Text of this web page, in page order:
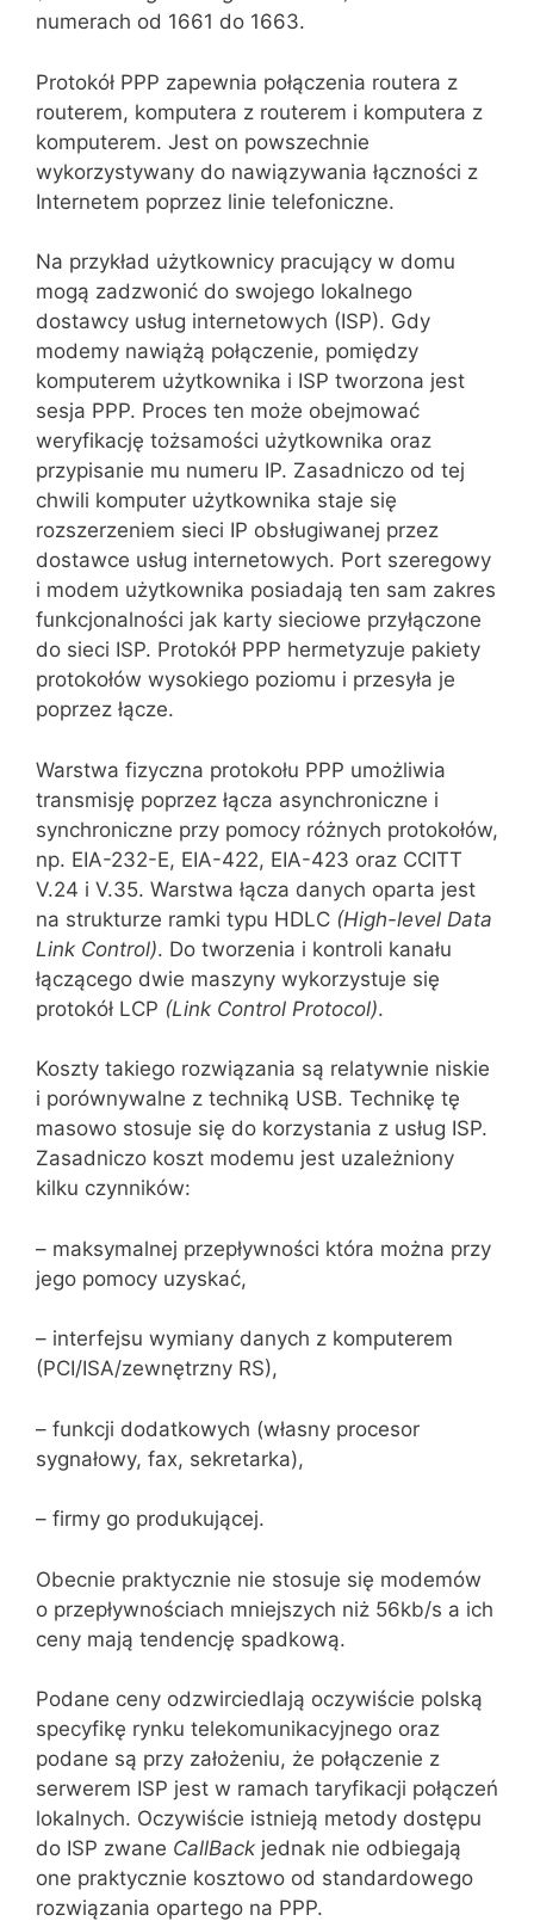
numerach od 1661 do 1663.
Protokół PPP zapewnia połączenia routera z
routerem, komputera z routerem i komputera z
komputerem. Jest on powszechnie
wykorzysty‌wany do nawiązywania łączności z
Internetem poprzez linie telefoniczne.
Na przykład użytkownicy pracujący w domu
mogą zadzwonić do swojego lokalnego
dostawcy usług internetowych (ISP). Gdy
modemy nawiążą połą‌czenie, pomiędzy
komputerem użytkownika i ISP tworzona jest
sesja PPP. Proces ten może obejmować
weryfikację tożsamości użytkownika oraz
przypisanie mu numeru IP. Zasadniczo od tej
chwili komputer użytkowni‌ka staje się
rozszerzeniem sieci IP obsługiwanej przez
dostawce usług inter‌netowych. Port szeregowy
i modem użytkownika posiadają ten sam zakres
funkcjonalności jak karty sieciowe przyłączone
do sieci ISP. Protokół PPP hermetyzuje pakiety
protokołów wysokiego poziomu i przesyła je
poprzez łącze.
Warstwa fizyczna protokołu PPP umożliwia
transmisję poprzez łącza asynchroniczne i
synchroniczne przy pomocy różnych protokołów,
np. EIA-232-E, EIA-422, EIA-423 oraz CCITT
V.24 i V.35. Warstwa łącza danych oparta jest
na strukturze ramki typu HDLC (High-level Data
Link Control). Do tworzenia i kontroli kanału
łączącego dwie maszyny wykorzystuje się
protokół LCP (Link Control Protocol).
Koszty takiego rozwiązania są relatywnie niskie
i porównywalne z techniką USB. Technikę tę
masowo stosuje się do korzystania z usług ISP.
Zasadniczo koszt modemu jest uzależniony
kilku czynników:
– maksymalnej przepływności która można przy
jego pomocy uzyskać,
– interfejsu wymiany danych z komputerem
(PCI/ISA/zewnętrzny RS),
– funkcji dodatkowych (własny procesor
sygnałowy, fax, sekretarka),
– firmy go produkującej.
Obecnie praktycznie nie stosuje się modemów
o przepływnościach mniejszych niż 56kb/s a ich
ceny mają tendencję spadkową.
Podane ceny odzwirciedlają oczywiście polską
specyfikę rynku telekomunikacyjnego oraz
podane są przy założeniu, że połączenie z
serwerem ISP jest w ramach taryfikacji połączeń
lokalnych. Oczywiście istnieją metody dostępu
do ISP zwane CallBack jednak nie odbiegają
one praktycznie kosztowo od standardowego
rozwiązania opartego na PPP.